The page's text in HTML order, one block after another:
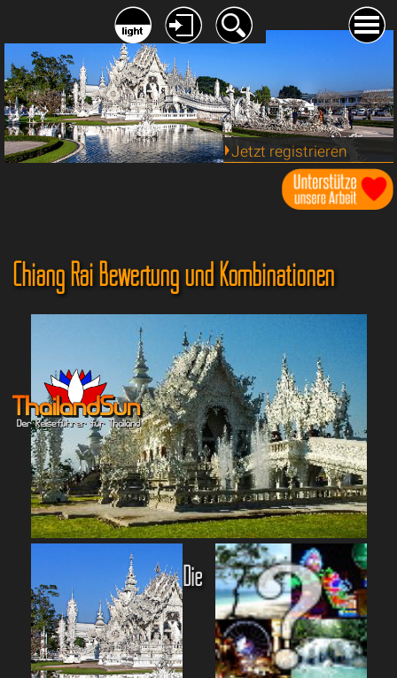
Jetzt registrieren
Chiang Rai Bewertung und Kombinationen
Die